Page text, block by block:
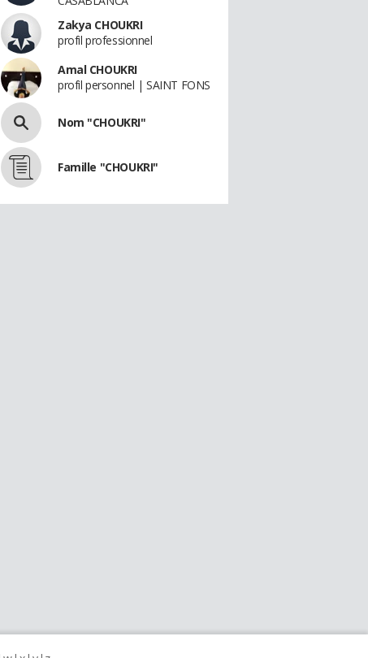
Zakya CHOUKRI
profil professionnel
Amal CHOUKRI
profil personnel | SAINT FONS
Nom "CHOUKRI"
Famille "CHOUKRI"